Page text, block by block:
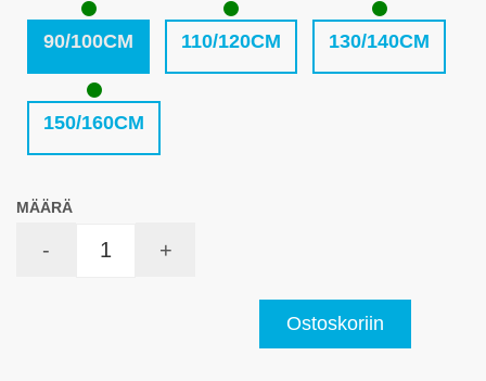
90/100CM 110/120CM 130/140CM
150/160CM
MÄÄRÄ
- +
Ostoskoriin